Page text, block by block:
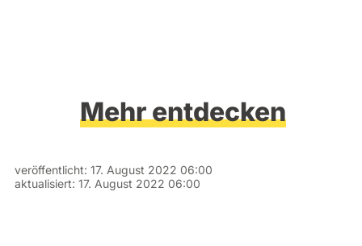
Mehr entdecken
veröffentlicht: 17. August 2022 06:00
aktualisiert: 17. August 2022 06:00